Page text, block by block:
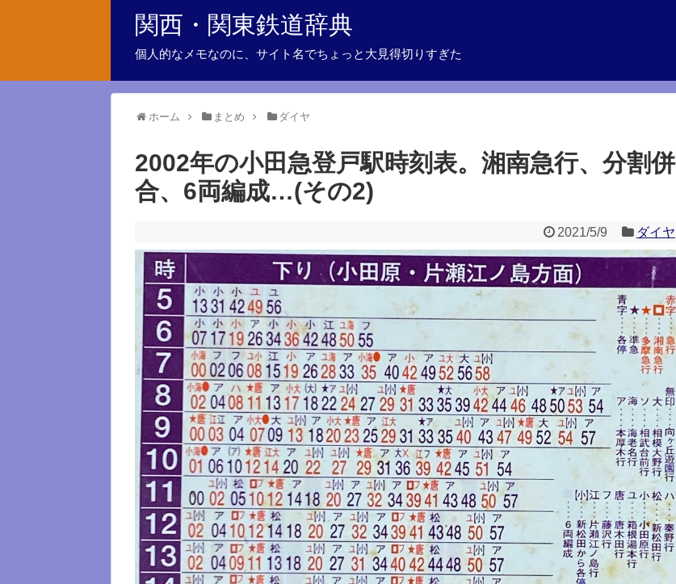
関西・関東鉄道辞典
個人的なメモなのに、サイト名でちょっと大見得切りすぎた
ホーム まとめ ダイヤ
2002年の小田急登戸駅時刻表。湘南急行、分割併
合、6両編成…(その2)
2021/5/9 ダイヤ